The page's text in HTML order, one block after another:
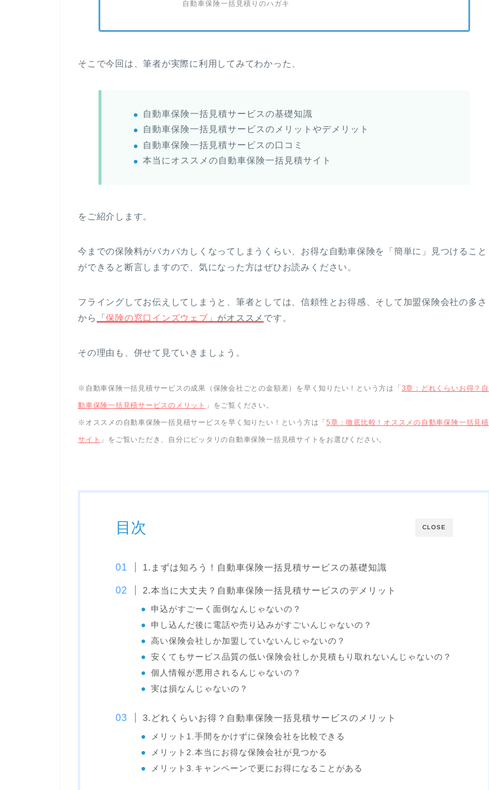
自動車保険一括見積りのハガキ
そこで今回は、筆者が実際に利用してみてわかった、
自動車保険一括見積サービスの基礎知識
自動車保険一括見積サービスのメリットやデメリット
自動車保険一括見積サービスの口コミ
本当にオススメの自動車保険一括見積サイト
をご紹介します。
今までの保険料がバカバカしくなってしまうくらい、お得な自動車保険を「簡単に」見つけること
ができると断言しますので、気になった方はぜひお読みください。
フライングしてお伝えしてしまうと、筆者としては、信頼性とお得感、そして加盟保険会社の多さ
から
「保険の窓口インズウェブ 」がオススメ です。
その理由も、併せて見ていきましょう。
※自動車保険一括見積サービスの成果（保険会社ごとの金額差）を早く知りたい！という方は「 3章：どれくらいお得？自
動車保険一括見積サービスのメリット 」をご覧ください。
※オススメの自動車保険一括見積サービスを早く知りたい！という方は「5章：徹底比較！オススメの自動車保険一括見積
サイト 」をご覧いただき、自分にピッタリの自動車保険一括見積サイトをお選びください。
CLOSE
目次
1.まずは知ろう！自動車保険一括見積サービスの基礎知識
2.本当に大丈夫？自動車保険一括見積サービスのデメリット
申込がすごーく面倒なんじゃないの？
申し込んだ後に電話や売り込みがすごいんじゃないの？
高い保険会社しか加盟していないんじゃないの？
安くてもサービス品質の低い保険会社しか見積もり取れないんじゃないの？
個人情報が悪用されるんじゃないの？
実は損なんじゃないの？
3.どれくらいお得？自動車保険一括見積サービスのメリット
メリット1.手間をかけずに保険会社を比較できる
メリット2.本当にお得な保険会社が見つかる
メリット3.キャンペーンで更にお得になることがある